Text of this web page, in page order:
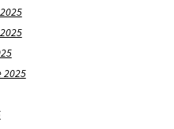
2025